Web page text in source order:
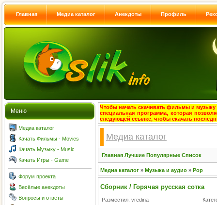
Главная Медиа каталог Анекдоты Профиль
Меню
Медиа каталог
Качать Фильмы - Movies
Качать Музыку - Music
Качать Игры - Game
Форум проекта
Весёлые анекдоты
Вопросы и ответы
Чтобы начать скачивать фильмы и музыку
специальная программа, которая
следующей ссылке, чтобы скачать
Медиа каталог
Главная Лучшие Популярные Список
Медиа каталог » Музыка и аудио » Pop
Сборник / Горячая русская сотка
Разместил: vredina